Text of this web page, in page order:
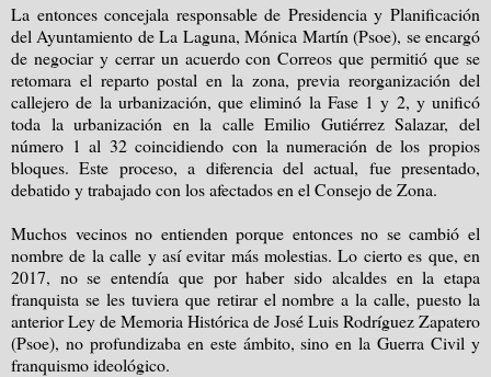
La entonces concejala responsable de Presidencia y Planificación
del Ayuntamiento de La Laguna, Mónica Martín (Psoe), se encargó
de negociar y cerrar un acuerdo con Correos que permitió que se
retomara el reparto postal en la zona, previa reorganización del
callejero de la urbanización, que eliminó la Fase 1 y 2, y unificó
toda la urbanización en la calle Emilio Gutiérrez Salazar, del
número 1 al 32 coincidiendo con la numeración de los propios
bloques. Este proceso, a diferencia del actual, fue presentado,
debatido y trabajado con los afectados en el Consejo de Zona.
Muchos vecinos no entienden porque entonces no se cambió el
nombre de la calle y así evitar más molestias. Lo cierto es que, en
2017, no se entendía que por haber sido alcaldes en la etapa
franquista se les tuviera que retirar el nombre a la calle, puesto la
anterior Ley de Memoria Histórica de José Luis Rodríguez Zapatero
(Psoe), no profundizaba en este ámbito, sino en la Guerra Civil y
franquismo ideológico.